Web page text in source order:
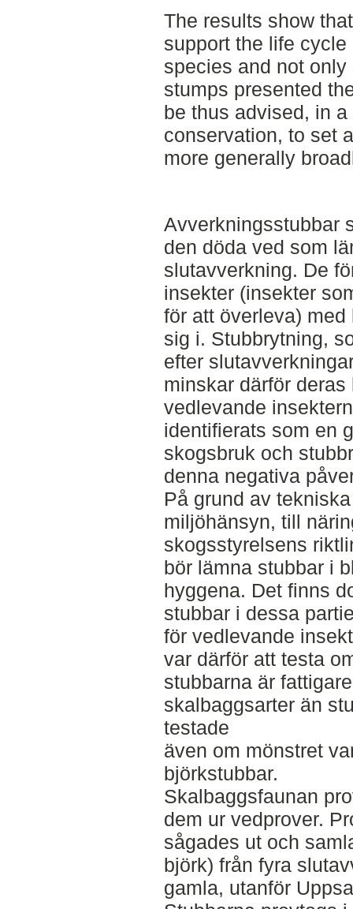
The results show
support the life
species and not
stumps presented
be thus advised, in
conservation, to set
more generally
Avverkningsstubbar
den döda ved som
slutavverkning. De
insekter (insekter
för att överleva)
sig i. Stubbrytning,
efter
minskar därför
vedlevande
identifierats som en
skogsbruk och
denna negativa
På grund av
miljöhänsyn, till
skogsstyrelsens
bör lämna stubbar i
hyggena. Det finns
stubbar i dessa
för vedlevande
var därför att testa
stubbarna är
skalbaggsarter än
testade
även om mönstret
björkstubbar.
Skalbaggsfaunan
dem ur vedprover.
sågades ut och
björk) från fyra
gamla, utanför